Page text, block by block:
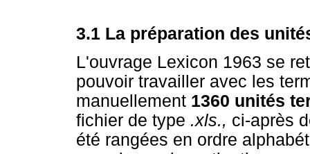
3.1 La préparation des
L'ouvrage Lexicon 1963 se
pouvoir travailler avec les
manuellement 1360 unités
fichier de type .xls., ci-après
été rangées en ordre